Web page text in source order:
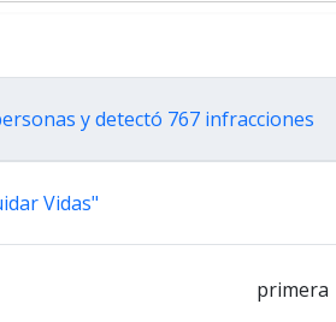
y detectó 767 infracciones
Vidas"
primera